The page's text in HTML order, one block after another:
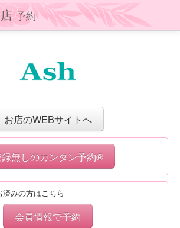
店予約
お店のWEBサイトへ
無しのカンタン予約®
みの方はこちら
会員情報で予約